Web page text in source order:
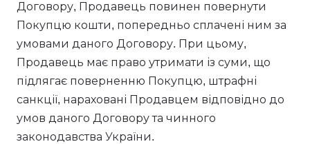
Договору, Продавець повинен повернути
Покупцю кошти, попередньо сплачені ним за
умовами даного Договору. При цьому,
Продавець має право утримати із суми, що
підлягає поверненню Покупцю, штрафні
санкції, нараховані Продавцем відповідно до
умов даного Договору та чинного
законодавства України.